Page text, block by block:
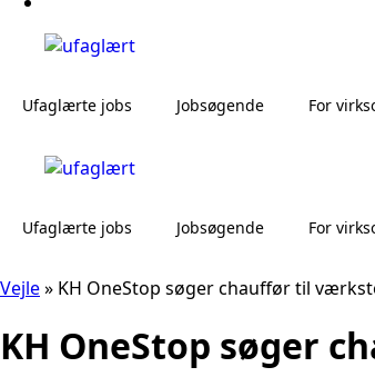
Ufaglærte jobs Jobsøgende For
Ufaglærte jobs Jobsøgende For
Vejle» KH OneStop søger chauffør til
KH OneStop søger